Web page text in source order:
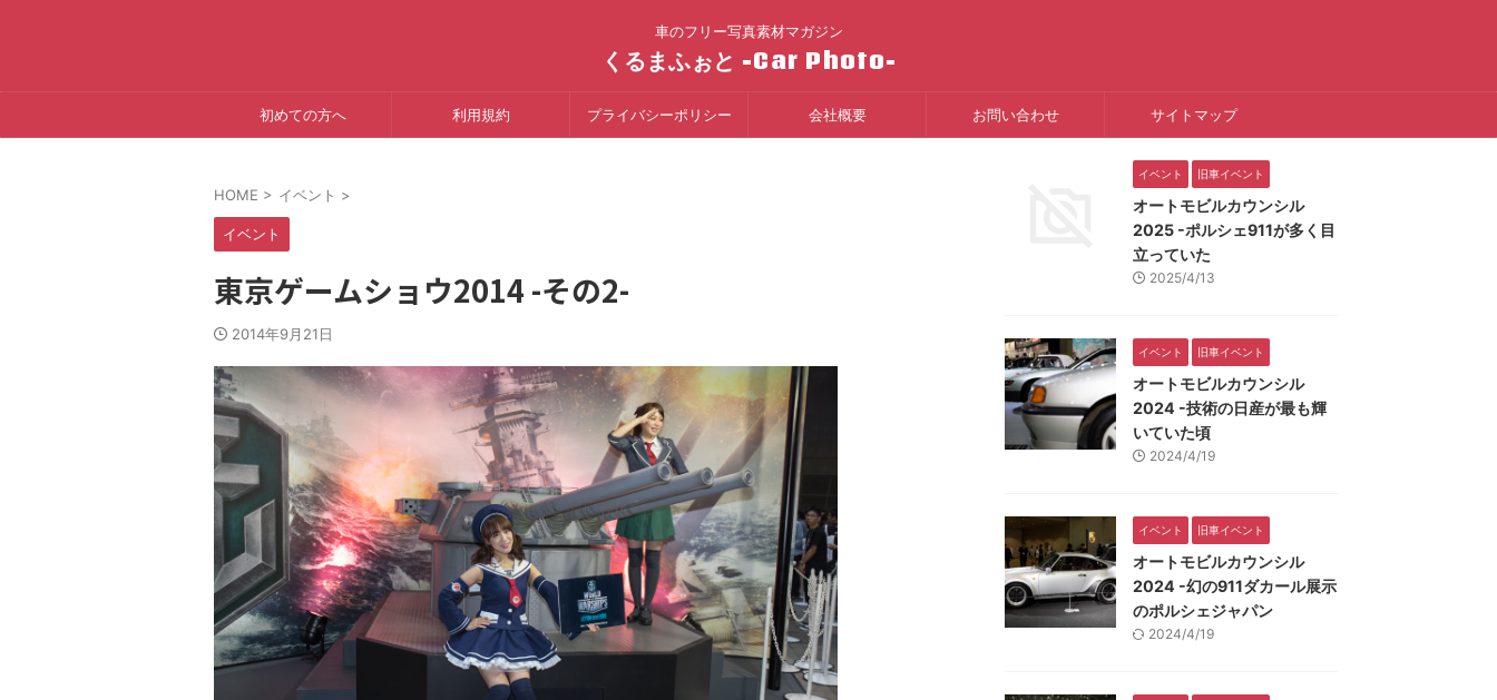
車のフリー写真素材マガジン
くるまふぉと -Car Photo-
初めての方へ 利用規約 プライバシーポリシー 会社概要 お問い合わせ サイトマップ
HOME > イベント >
イベント
東京ゲームショウ2014 -その2-
2014年9月21日
イベント 旧車イベント
オートモビルカウンシル
2025 -ポルシェ911が多く目
立っていた
2025/4/13
イベント 旧車イベント
オートモビルカウンシル
2024 -技術の日産が最も輝
いていた頃
2024/4/19
イベント 旧車イベント
オートモビルカウンシル
2024 -幻の911ダカール展示
のポルシェジャパン
2024/4/19